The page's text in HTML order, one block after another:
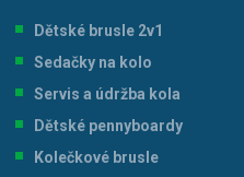
Dětské brusle 2v1
Sedačky na kolo
Servis a údržba kola
Dětské pennyboardy
Kolečkové brusle